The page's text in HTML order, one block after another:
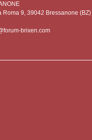
Roma 9, 39042 Bressanone (BZ)
brixen.com